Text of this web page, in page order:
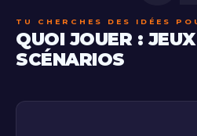
TU CHERCHES DES IDÉES
QUOI JOUER :
SCÉNARIOS